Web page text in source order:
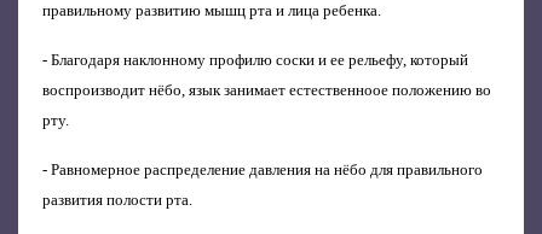
правильному развитию мышц рта и лица ребенка.
- Благодаря наклонному профилю соски и ее рельефу, который
воспроизводит нёбо, язык занимает естественноое положению во
рту.
- Равномерное распределение давления на нёбо для правильного
развития полости рта.